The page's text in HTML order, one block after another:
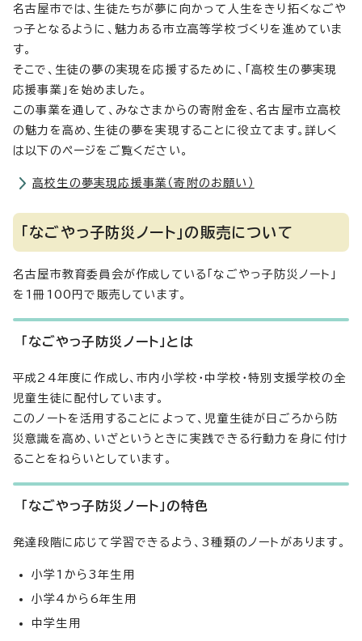
名古屋市では、生徒たちが夢に向かって人生をきり拓くなごや
っ子となるように、魅力ある市立高等学校づくりを進めていま
す。
そこで、生徒の夢の実現を応援するために、「高校生の夢実現
応援事業」を始めました。
この事業を通して、みなさまからの寄附金を、名古屋市立高校
の魅力を高め、生徒の夢を実現することに役立てます。詳しく
は以下のページをご覧ください。
高校生の夢実現応援事業（寄附のお願い）
「なごやっ子防災ノート」の販売について
名古屋市教育委員会が作成している「なごやっ子防災ノート」
を1冊100円で販売しています。
「なごやっ子防災ノート」とは
平成24年度に作成し、市内小学校・中学校・特別支援学校の全
児童生徒に配付しています。
このノートを活用することによって、児童生徒が日ごろから防
災意識を高め、いざというときに実践できる行動力を身に付け
ることをねらいとしています。
「なごやっ子防災ノート」の特色
発達段階に応じて学習できるよう、3種類のノートがあります。
小学1から3年生用
小学4から6年生用
中学生用